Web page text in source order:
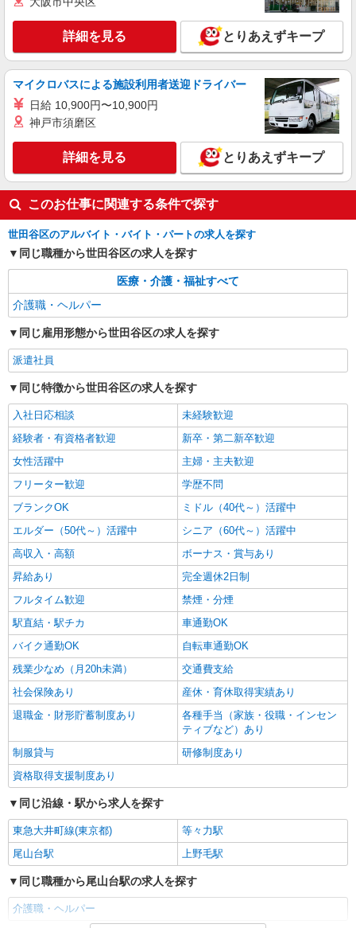
5年目までの方はさらに1万円支給（再入社は除
く） ◎賞与：基本給2.08ヶ月分/年支給 ◎残業時
は別途時間外手当支給（超過1分〜）
詳細を見る とりあえずキープ
マイクロバスによる施設利用者送迎ドライバー
日給 10,900円〜10,900円
神戸市須磨区
詳細を見る とりあえずキープ
このお仕事に関連する条件で探す
世田谷区のアルバイト・バイト・パートの求人を探す
同じ職種から世田谷区の求人を探す
医療・介護・福祉すべて
介護職・ヘルパー
同じ雇用形態から世田谷区の求人を探す
派遣社員
同じ特徴から世田谷区の求人を探す
入社日応相談
未経験歓迎
経験者・有資格者歓迎
新卒・第二新卒歓迎
女性活躍中
主婦・主夫歓迎
フリーター歓迎
学歴不問
ブランクOK
ミドル（40代～）活躍中
エルダー（50代～）活躍中
シニア（60代～）活躍中
高収入・高額
ボーナス・賞与あり
昇給あり
完全週休2日制
フルタイム歓迎
禁煙・分煙
駅直結・駅チカ
車通勤OK
バイク通勤OK
自転車通勤OK
残業少なめ（月20h未満）
交通費支給
社会保険あり
産休・育休取得実績あり
退職金・財形貯蓄制度あり
各種手当（家族・役職・インセン
ティブなど）あり
制服貸与
研修制度あり
資格取得支援制度あり
同じ沿線・駅から求人を探す
東急大井町線(東京都)
等々力駅
尾山台駅
上野毛駅
同じ職種から尾山台駅の求人を探す
介護職・ヘルパー